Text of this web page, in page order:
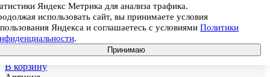
Штрихкод4650398024971
Свеча цилиндр (парафин), D6хН10 см
Цена 264
Цена при покупке кратно коробке (в коробке 72 шт.)224,4
₽
В корзину
Яндекс Метрика для анализа трафика.
использовать сайт, вы принимаете условия
Яндекса и соглашаетесь с условиями Политики
.
Принимаю